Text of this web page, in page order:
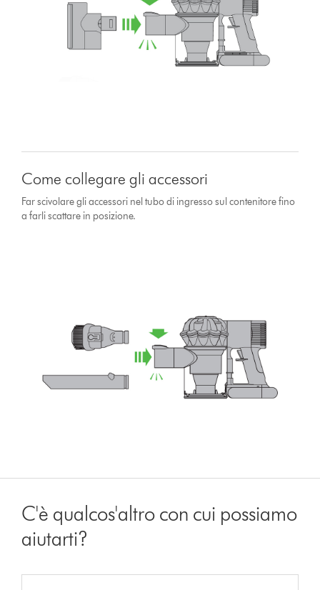
Come collegare gli accessori
Far scivolare gli accessori nel tubo di ingresso sul contenitore fino
a farli scattare in posizione.
C'è qualcos'altro con cui possiamo
aiutarti?